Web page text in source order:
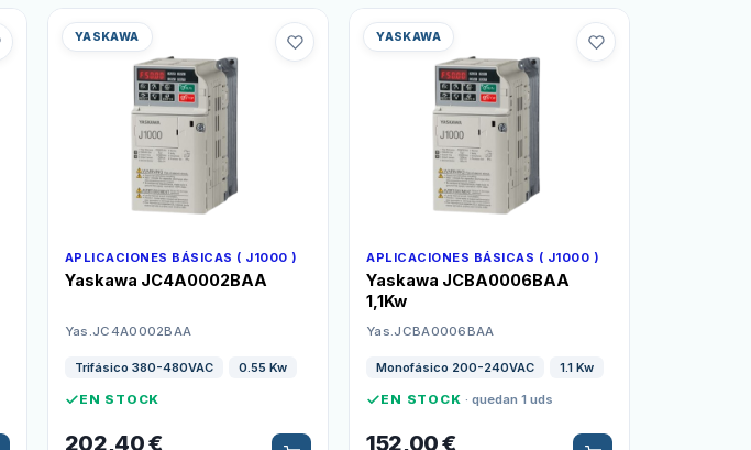
YASKAWA
APLICACIONES BÁSICAS ( J1000 )
Yaskawa JC4A0002BAA
Yas.JC4A0002BAA
Trifásico 380-480VAC 0.55 Kw
EN STOCK
202,40€
YASKAWA
APLICACIONES BÁSICAS ( J1000 )
Yaskawa JCBA0006BAA
1,1Kw
Yas.JCBA0006BAA
Monofásico 200-240VAC 1.1 Kw
EN STOCK · quedan 1 uds
152,00€